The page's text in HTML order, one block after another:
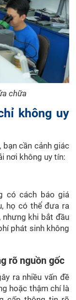
chữa
không uy
cần cảnh giác
nơi không uy tín:
có cách báo giá
họ có thể đưa ra
nhưng khi bắt đầu
phát sinh không
rõ nguồn gốc
ra nhiều vấn đề
hoặc thậm chí là